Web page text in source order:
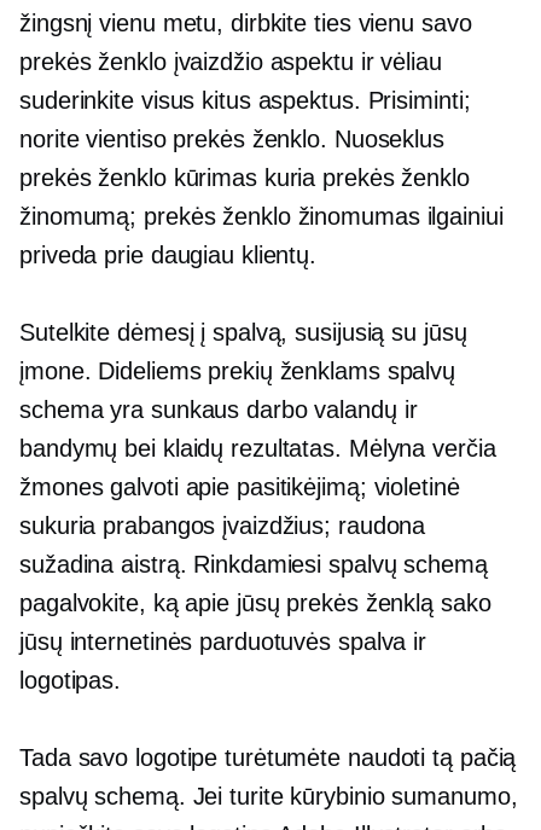
žingsnį vienu metu, dirbkite ties vienu savo
prekės ženklo įvaizdžio aspektu ir vėliau
suderinkite visus kitus aspektus. Prisiminti;
norite vientiso prekės ženklo. Nuoseklus
prekės ženklo kūrimas kuria prekės ženklo
žinomumą; prekės ženklo žinomumas ilgainiui
priveda prie daugiau klientų.
Sutelkite dėmesį į spalvą, susijusią su jūsų
įmone. Dideliems prekių ženklams spalvų
schema yra sunkaus darbo valandų ir
bandymų bei klaidų rezultatas. Mėlyna verčia
žmones galvoti apie pasitikėjimą; violetinė
sukuria prabangos įvaizdžius; raudona
sužadina aistrą. Rinkdamiesi spalvų schemą
pagalvokite, ką apie jūsų prekės ženklą sako
jūsų internetinės parduotuvės spalva ir
logotipas.
Tada savo logotipe turėtumėte naudoti tą pačią
spalvų schemą. Jei turite kūrybinio sumanumo,